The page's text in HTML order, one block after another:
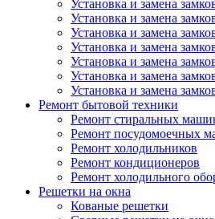
Установка и замена
Установка и замена
Установка и замена
Установка и замена
Установка и замена
Установка и замена
Установка и замена
Ремонт бытовой техники
Ремонт стиральных
Ремонт посудомоечных
Ремонт холодильников
Ремонт кондиционеров
Ремонт холодильного
Решетки на окна
Кованые решетки